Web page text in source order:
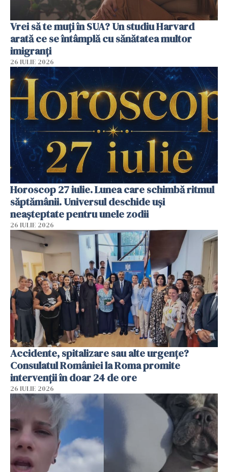
Vrei să te muți în SUA? Un studiu Harvard
arată ce se întâmplă cu sănătatea multor
imigranți
26 IULIE 2026
Horoscop 27 iulie. Lunea care schimbă ritmul
săptămânii. Universul deschide uși
neașteptate pentru unele zodii
26 IULIE 2026
Accidente, spitalizare sau alte urgențe?
Consulatul României la Roma promite
intervenții în doar 24 de ore
26 IULIE 2026